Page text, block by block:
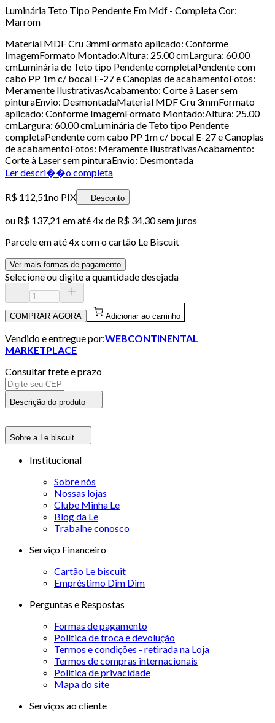
Luminária Teto Tipo Pendente Em Mdf - Completa Cor:
Marrom
Material MDF Cru 3mmFormato aplicado: Conforme
ImagemFormato Montado:Altura: 25.00 cmLargura: 60.00
cmLuminária de Teto tipo Pendente completaPendente com
cabo PP 1m c/ bocal E-27 e Canoplas de acabamentoFotos:
Meramente IlustrativasAcabamento: Corte à Laser sem
pinturaEnvio: DesmontadaMaterial MDF Cru 3mmFormato
aplicado: Conforme ImagemFormato Montado:Altura: 25.00
cmLargura: 60.00 cmLuminária de Teto tipo Pendente
completaPendente com cabo PP 1m c/ bocal E-27 e Canoplas
de acabamentoFotos: Meramente IlustrativasAcabamento:
Corte à Laser sem pinturaEnvio: Desmontada
Ler descri��o completa
R$ 112,51no PIX Desconto
ou R$ 137,21 em até4x de R$ 34,30 sem juros
Parcele em até4x com o cartão Le Biscuit
Ver mais formas de pagamento
Selecione ou digite a quantidade desejada
COMPRAR AGORA Adicionar ao carrinho
Vendido e entregue por:WEBCONTINENTAL
MARKETPLACE
Consultar frete e prazo
Descrição do produto
Sobre a Le biscuit
Institucional
Sobre nós
Nossas lojas
Clube Minha Le
Blog da Le
Trabalhe conosco
Serviço Financeiro
Cartão Le biscuit
Empréstimo Dim Dim
Perguntas e Respostas
Formas de pagamento
Política de troca e devolução
Termos e condições - retirada na Loja
Termos de compras internacionais
Politica de privacidade
Mapa do site
Serviços ao cliente